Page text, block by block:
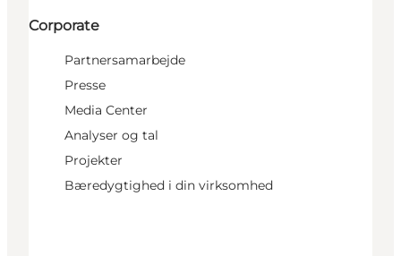
Corporate
Partnersamarbejde
Presse
Media Center
Analyser og tal
Projekter
Bæredygtighed i din virksomhed